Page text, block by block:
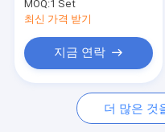
Cooler Transport Dry
Ice Maker
MOQ:1 Set
최신 가격 받기
지금 연락
더 많은 것